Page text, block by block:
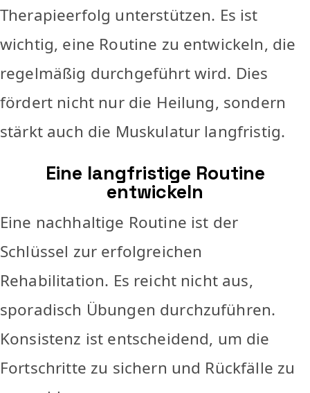
Therapieerfolg unterstützen. Es ist
wichtig, eine Routine zu entwickeln, die
regelmäßig durchgeführt wird. Dies
fördert nicht nur die Heilung, sondern
stärkt auch die Muskulatur langfristig.
Eine langfristige Routine
entwickeln
Eine nachhaltige Routine ist der
Schlüssel zur erfolgreichen
Rehabilitation. Es reicht nicht aus,
sporadisch Übungen durchzuführen.
Konsistenz ist entscheidend, um die
Fortschritte zu sichern und Rückfälle zu